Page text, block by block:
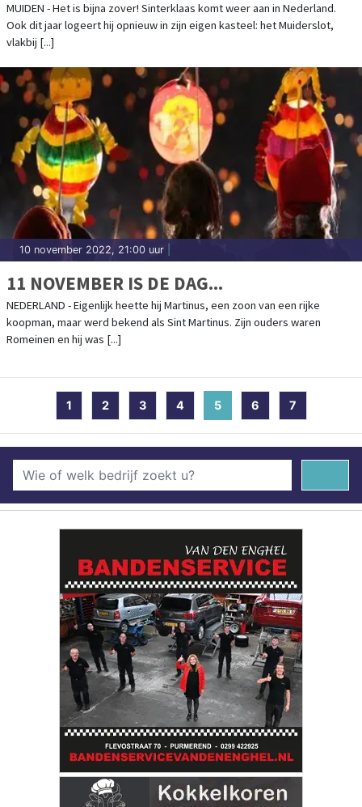
MUIDEN - Het is bijna zover! Sinterklaas komt weer aan in Nederland.
Ook dit jaar logeert hij opnieuw in zijn eigen kasteel: het Muiderslot,
vlakbij [...]
10 november 2022, 21:00 uur
11 NOVEMBER IS DE DAG...
NEDERLAND - Eigenlijk heette hij Martinus, een zoon van een rijke
koopman, maar werd bekend als Sint Martinus. Zijn ouders waren
Romeinen en hij was [...]
1 2 3 4 5(current)
6 7